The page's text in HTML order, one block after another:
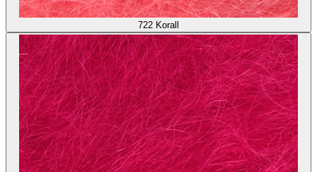
722 Korall